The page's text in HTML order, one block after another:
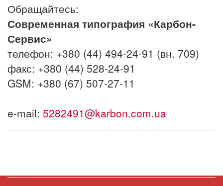
Обращайтесь:
Современная типография «Карбон-
Сервис»
телефон: +380 (44) 494-24-91 (вн. 709)
факс: +380 (44) 528-24-91
GSM: +380 (67) 507-27-11
e-mail: 5282491@karbon.com.ua